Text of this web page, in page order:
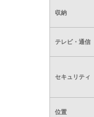
収納
テレビ・通信
セキュリティ
位置